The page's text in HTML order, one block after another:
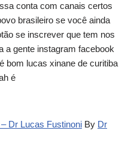
conta com canais certos
brasileiro se você ainda
se inscrever que tem nos
a gente instagram facebook
bom lucas xinane de curitiba
é
Dr Lucas Fustinoni By Dr